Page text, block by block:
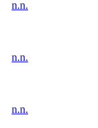
n.n.
n.n.
n.n.